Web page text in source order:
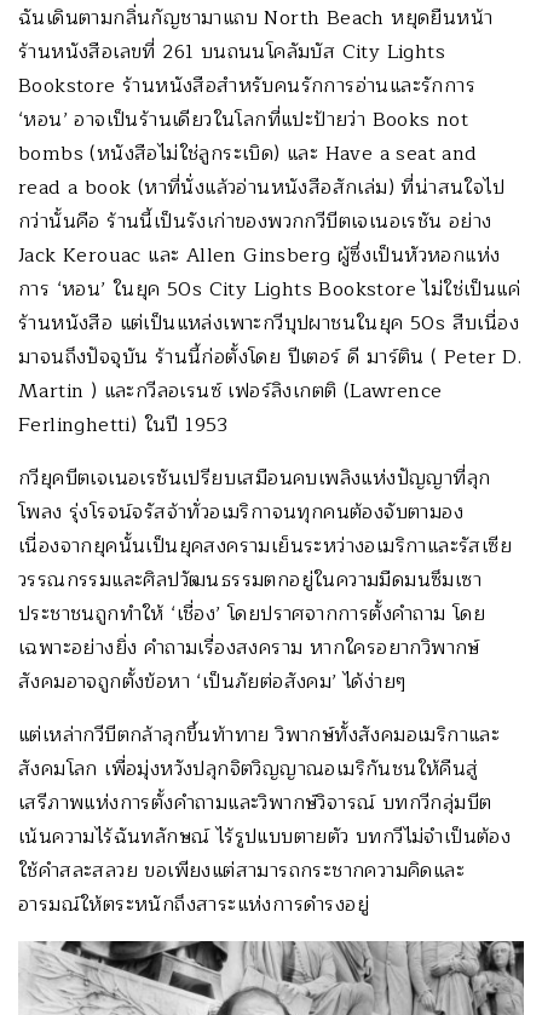
ฉันเดินตามกลิ่นกัญชามาแถบ North Beach หยุดยืนหน้า
ร้านหนังสือเลขที่ 261 บนถนนโคลัมบัส City Lights
Bookstore ร้านหนังสือสำหรับคนรักการอ่านและรักการ
‘หอน’ อาจเป็นร้านเดียวในโลกที่แปะป้ายว่า Books not
bombs (หนังสือไม่ใช่ลูกระเบิด) และ Have a seat and
read a book (หาที่นั่งแล้วอ่านหนังสือสักเล่ม) ที่น่าสนใจไป
กว่านั้นคือ ร้านนี้เป็นรังเก่าของพวกกวีบีตเจเนอเรชัน อย่าง
Jack Kerouac และ Allen Ginsberg ผู้ซึ่งเป็นหัวหอกแห่ง
การ ‘หอน’ ในยุค 50s City Lights Bookstore ไม่ใช่เป็นแค่
ร้านหนังสือ แต่เป็นแหล่งเพาะกวีบุปผาชนในยุค 50s สืบเนื่อง
มาจนถึงปัจจุบัน ร้านนี้ก่อตั้งโดย ปีเตอร์ ดี มาร์ติน ( Peter D.
Martin ) และกวีลอเรนซ์ เฟอร์ลิงเกตติ (Lawrence
Ferlinghetti) ในปี 1953
กวียุคบีตเจเนอเรชันเปรียบเสมือนคบเพลิงแห่งปัญญาที่ลุก
โพลง รุ่งโรจน์จรัสจ้าทั่วอเมริกาจนทุกคนต้องจับตามอง
เนื่องจากยุคนั้นเป็นยุคสงครามเย็นระหว่างอเมริกาและรัสเซีย
วรรณกรรมและศิลปวัฒนธรรมตกอยู่ในความมืดมนซึมเซา
ประชาชนถูกทำให้ ‘เชื่อง’ โดยปราศจากการตั้งคำถาม โดย
เฉพาะอย่างยิ่ง คำถามเรื่องสงคราม หากใครอยากวิพากษ์
สังคมอาจถูกตั้งข้อหา ‘เป็นภัยต่อสังคม’ ได้ง่ายๆ
แต่เหล่ากวีบีตกล้าลุกขึ้นท้าทาย วิพากษ์ทั้งสังคมอเมริกาและ
สังคมโลก เพื่อมุ่งหวังปลุกจิตวิญญาณอเมริกันชนให้คืนสู่
เสรีภาพแห่งการตั้งคำถามและวิพากษ์วิจารณ์ บทกวีกลุ่มบีต
เน้นความไร้ฉันทลักษณ์ ไร้รูปแบบตายตัว บทกวีไม่จำเป็นต้อง
ใช้คำสละสลวย ขอเพียงแต่สามารถกระชากความคิดและ
อารมณ์ให้ตระหนักถึงสาระแห่งการดำรงอยู่